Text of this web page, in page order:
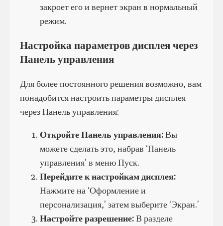
закроет его и вернет экран в нормальный
режим.
Настройка параметров дисплея через
Панель управления
Для более постоянного решения возможно, вам
понадобится настроить параметры дисплея
через Панель управления:
Откройте Панель управления:Вы
можете сделать это, набрав ‘Панель
управления’ в меню Пуск.
Перейдите к настройкам дисплея:
Нажмите на ‘Оформление и
персонализация,’ затем выберите ‘Экран.’
Настройте разрешение:В разделе